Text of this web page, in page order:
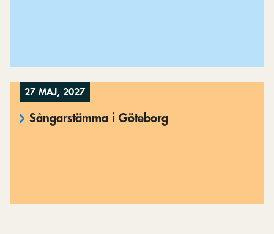
27 MAJ, 2027
Sångarstämma i Göteborg